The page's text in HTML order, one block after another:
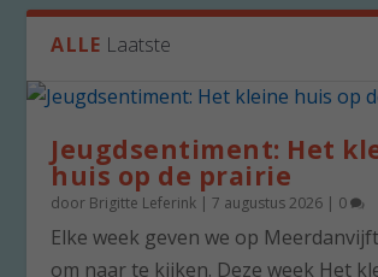
ALLE Laatste
Jeugdsentiment: Het
huis op de prairie
door Brigitte Leferink |7 augustus 2026 | 0
Elke week geven we op
om naar te kijken. Deze week Het